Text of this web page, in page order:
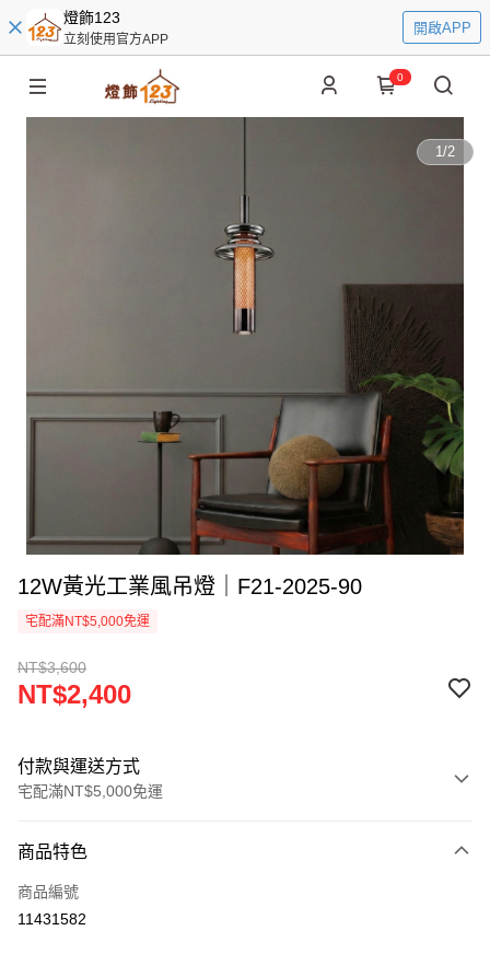
燈飾123
立刻使用官方APP
開啟APP
0
1/2
12W黃光工業風吊燈｜F21-2025-90
宅配滿NT$5,000免運
NT$3,600
NT$2,400
付款與運送方式
宅配滿NT$5,000免運
信用卡一次付款
LINE Pay
商品特色
商品編號
11431582